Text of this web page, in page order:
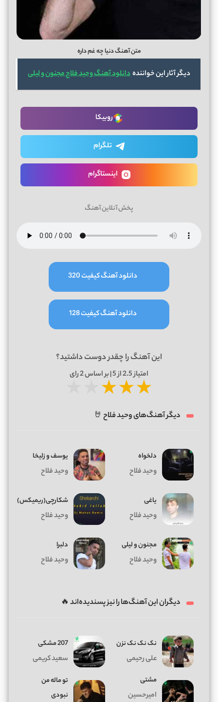
متن آهنگ دنیا چه غم داره
دیگر آثار این خوانندهدانلود آهنگ وحید فلاح مجنون و لیلی
روبیکا
تلگرام
اینستاگرام
پخش آنلاین آهنگ
دانلود آهنگ کیفیت 320
دانلود آهنگ کیفیت 128
این آهنگ را چقدر دوست داشتید؟
امتیاز2.5از 5 | بر اساس 2رای
★★★
دیگر آهنگ‌های وحید فلاح 🤘
دلخواه
وحید فلاح
یوسف و زلیخا
وحید فلاح
یاغی
وحید فلاح
شکارچی(ریمیکس)
وحید فلاح
مجنون و لیلی
وحید فلاح
دلبرا
وحید فلاح
دیگران این آهنگ‌ها را نیز پسندیده‌اند 🔥
نک نک نک نزن
علی رحیمی
207 مشکی
سعید کریمی
مشتی
امیرحسین
تو ماله من
نبودی